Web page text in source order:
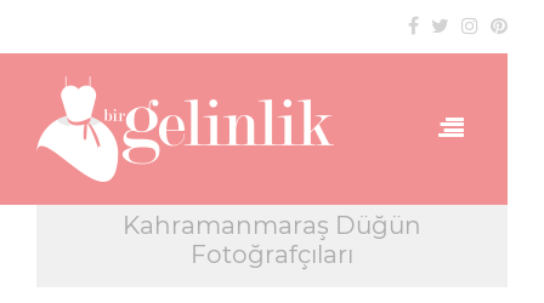
Kahramanmaraş Düğün
Fotoğrafçıları